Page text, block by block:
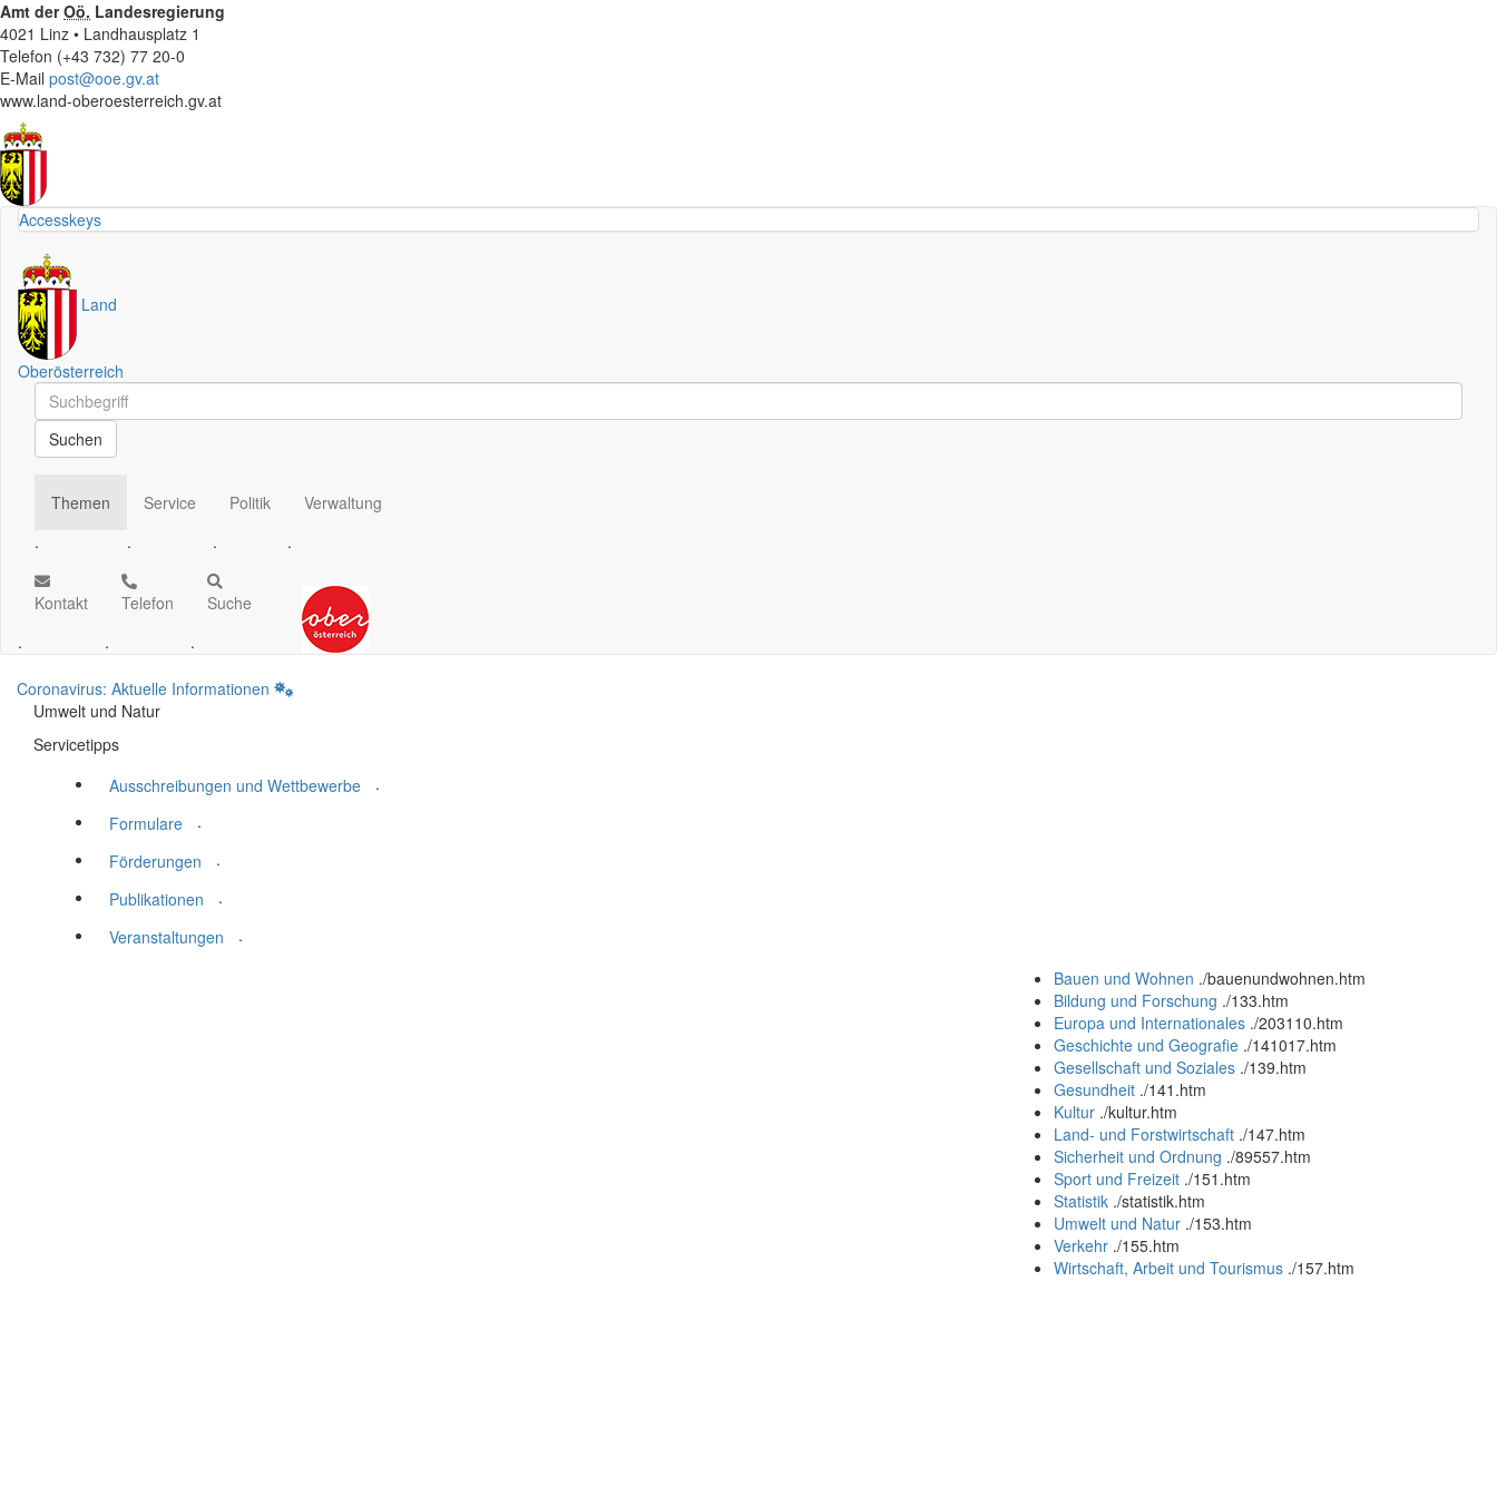
Amt derOö. Landesregierung
4021 Linz • Landhausplatz 1
Telefon (+43 732) 77 20-0
E-Mail post@ooe.gv.at
www.land-oberoesterreich.gv.at
Accesskeys
Land
Oberösterreich
Schnellsuche
Schnellsuche
Suchen
Themen
.
Service
.
Politik
.
Verwaltung
.
Kontakt
.
Telefon
.
Suche
.
Coronavirus: Aktuelle Informationen
Umwelt und Natur
Servicetipps
Ausschreibungen und Wettbewerbe
.
Formulare
.
Förderungen
.
Publikationen
.
Veranstaltungen
.
Bauen und Wohnen ./bauenundwohnen.htm
Bildung und Forschung ./133.htm
Europa und Internationales ./203110.htm
Geschichte und Geografie ./141017.htm
Gesellschaft und Soziales ./139.htm
Gesundheit ./141.htm
Kultur ./kultur.htm
Land- und Forstwirtschaft ./147.htm
Sicherheit und Ordnung ./89557.htm
Sport und Freizeit ./151.htm
Statistik ./statistik.htm
Umwelt und Natur ./153.htm
Verkehr ./155.htm
Wirtschaft, Arbeit und Tourismus ./157.htm